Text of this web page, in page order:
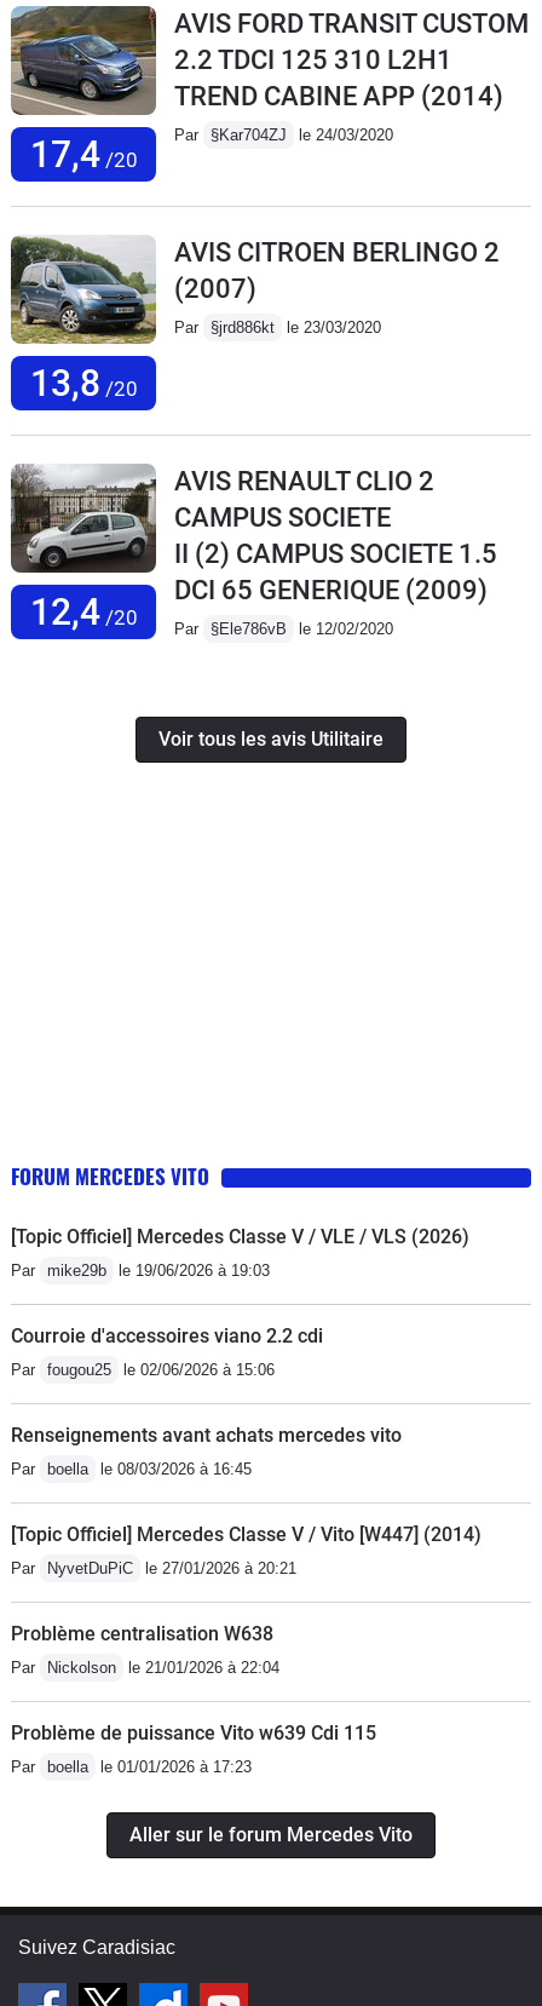
17,4/20
AVIS FORD TRANSIT CUSTOM
2.2 TDCI 125 310 L2H1
TREND CABINE APP (2014)
Par §Kar704ZJ le 24/03/2020
13,8 /20
AVIS CITROEN BERLINGO 2
(2007)
Par §jrd886kt le 23/03/2020
12,4/20
AVIS RENAULT CLIO 2
CAMPUS SOCIETE
II (2) CAMPUS SOCIETE 1.5
DCI 65 GENERIQUE (2009)
Par §Ele786vB le 12/02/2020
Voir tous les avis Utilitaire
FORUM MERCEDES VITO
[Topic Officiel] Mercedes Classe V / VLE / VLS (2026)
Par mike29b le 19/06/2026 à 19:03
Courroie d'accessoires viano 2.2 cdi
Par fougou25 le 02/06/2026 à 15:06
Renseignements avant achats mercedes vito
Par boella le 08/03/2026 à 16:45
[Topic Officiel] Mercedes Classe V / Vito [W447] (2014)
Par NyvetDuPiC le 27/01/2026 à 20:21
Problème centralisation W638
Par Nickolson le 21/01/2026 à 22:04
Problème de puissance Vito w639 Cdi 115
Par boella le 01/01/2026 à 17:23
Aller sur le forum Mercedes Vito
Suivez Caradisiac